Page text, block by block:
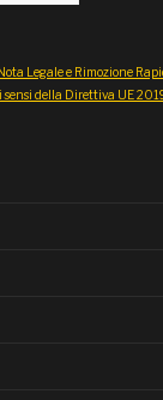
Nota Legale e Rimozione
sensi della Direttiva UE